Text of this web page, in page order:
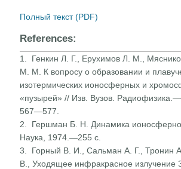
Полный текст (PDF)
References:
1. Генкин Л. Г., Ерухимов Л. М.,
М. М. К вопросу о образовании и
изотермических ионосферных и
«пузырей» // Изв. Вузов.
567—577.
2. Гершман Б. Н. Динамика
Наука, 1974.—255 с.
3. Горный В. И., Сальман А. Г., Тронин
В., Уходящее инфракрасное излучение